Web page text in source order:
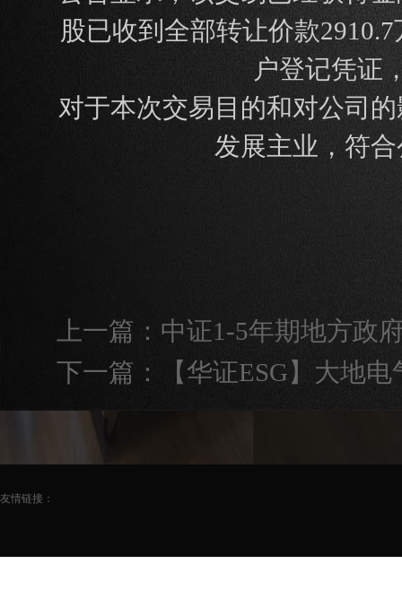
股已收到全部转让价款
户登记凭证
对于本次交易目的和对公司
发展主业，符
上一篇： 中证1-5年期地方政
下一篇：
【华证ESG】大地
友情链接：